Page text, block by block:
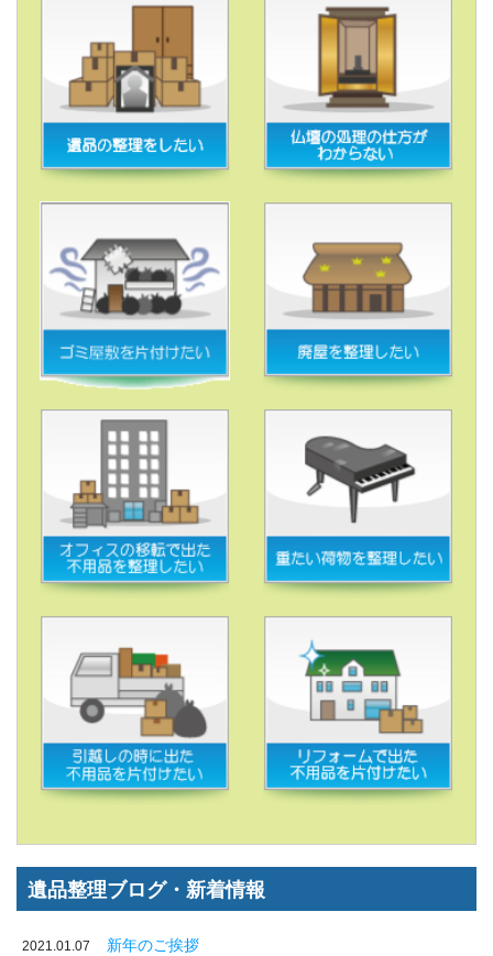
遺品整理ブログ・新着情報
2021.01.07 新年のご挨拶